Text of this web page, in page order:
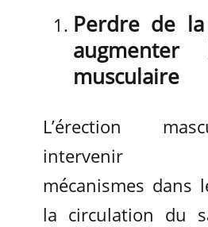
Perdre de
augmenter
musculaire
L’érection
intervenir
mécanismes dans
la circulation du